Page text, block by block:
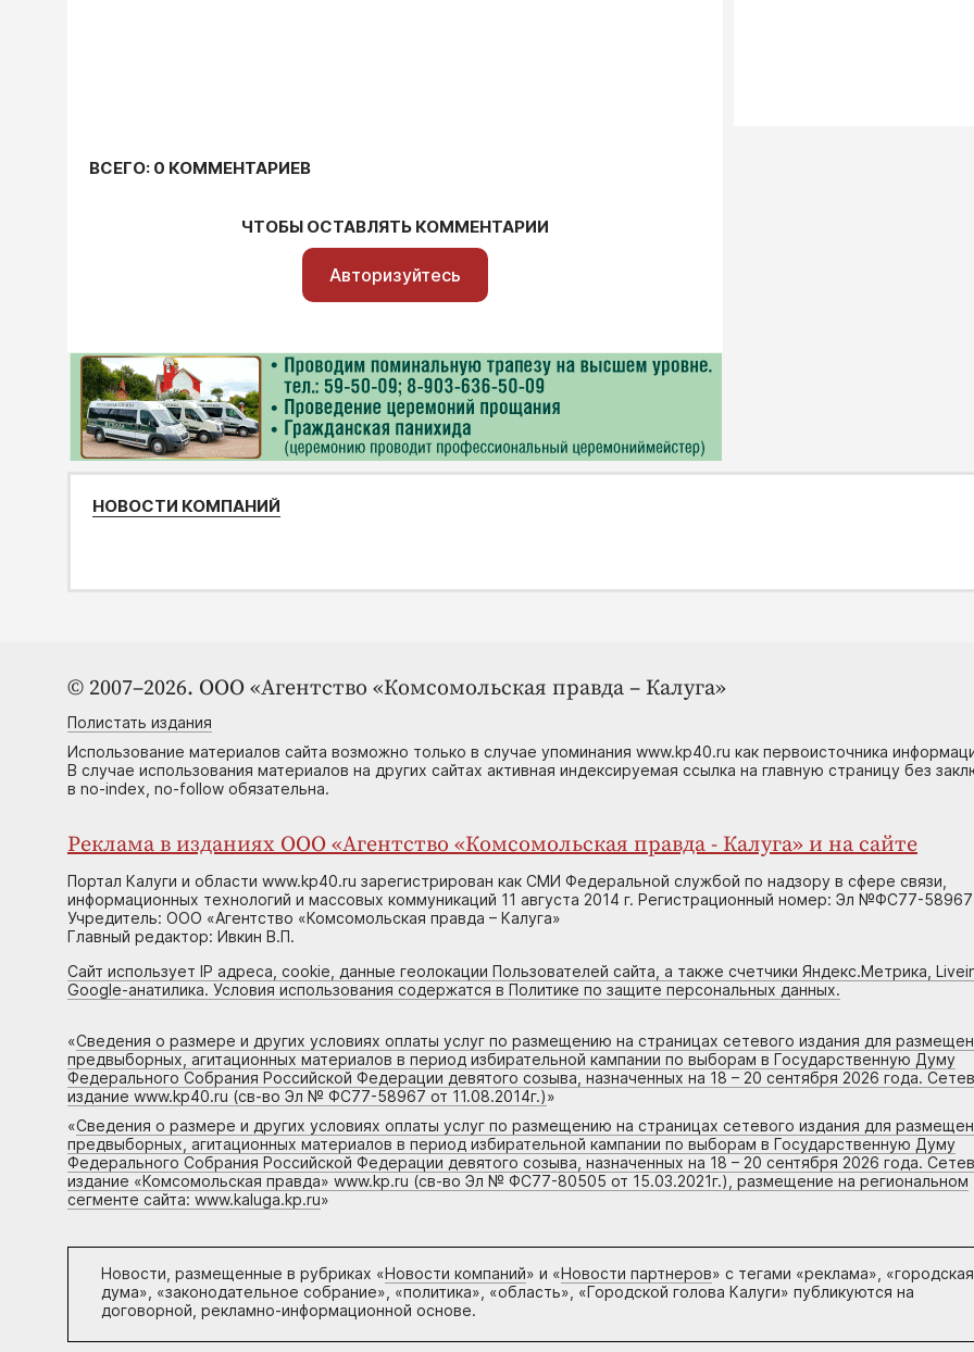
ВСЕГО: 0 КОММЕНТАРИЕВ
ЧТОБЫ ОСТАВЛЯТЬ КОММЕНТАРИИ
Авторизуйтесь
НОВОСТИ КОМПАНИЙ
© 2007–2026. ООО «Агентство «Комсомольская правда – Калуга»
Полистать издания
Использование материалов сайта возможно только в случае упоминания www.kp40.ru как первоисточника
В случае использования материалов на других сайтах активная индексируемая ссылка на главную страницу без
в no-index, no-follow обязательна.
Реклама в изданиях ООО «Агентство «Комсомольская правда - Калуга» и на сайте
Портал Калуги и области www.kp40.ru зарегистрирован как СМИ Федеральной службой по надзору в сфере связи,
информационных технологий и массовых коммуникаций 11 августа 2014 г. Регистрационный номер: Эл №ФС77-58967
Учредитель: ООО «Агентство «Комсомольская правда – Калуга»
Главный редактор: Ивкин В.П.
Сайт использует IP адреса, cookie, данные геолокации Пользователей сайта, а также счетчики Яндекс.Метрика,
Google-анатилика. Условия использования содержатся в Политике по защите персональных данных.
«Сведения о размере и других условиях оплаты услуг по размещению на страницах сетевого издания для
предвыборных, агитационных материалов в период избирательной кампании по выборам в Государственную Думу
Федерального Собрания Российской Федерации девятого созыва, назначенных на 18 – 20 сентября 2026 года.
издание www.kp40.ru (св-во Эл № ФС77-58967 от 11.08.2014г.)»
«Сведения о размере и других условиях оплаты услуг по размещению на страницах сетевого издания для
предвыборных, агитационных материалов в период избирательной кампании по выборам в Государственную Думу
Федерального Собрания Российской Федерации девятого созыва, назначенных на 18 – 20 сентября 2026 года.
издание «Комсомольская правда» www.kp.ru (св-во Эл № ФС77-80505 от 15.03.2021г.), размещение на региональном
сегменте сайта: www.kaluga.kp.ru»
Новости, размещенные в рубриках «Новости компаний» и «Новости партнеров» с тегами «реклама», «городская
дума», «законодательное собрание», «политика», «область», «Городской голова Калуги» публикуются на
договорной, рекламно-информационной основе.